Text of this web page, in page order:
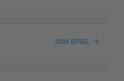
ZUM SPIEL